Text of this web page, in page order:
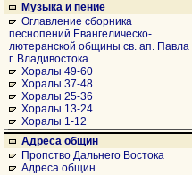
Музыка и пение
Оглавление сборника
песнопений Евангелическо-
лютеранской общины св. ап. Павла
г. Владивостока
Хоралы 49-60
Хоралы 37-48
Хоралы 25-36
Хоралы 13-24
Хоралы 1-12
Адреса общин
Пропство Дальнего Востока
Адреса общин